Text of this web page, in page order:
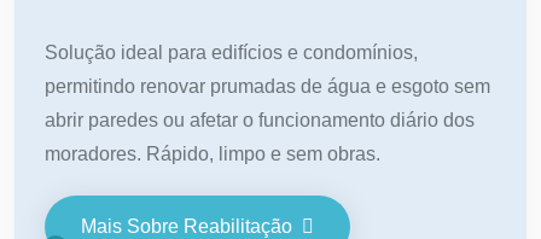
Solução ideal para edifícios e condomínios,
permitindo renovar prumadas de água e esgoto sem
abrir paredes ou afetar o funcionamento diário dos
moradores. Rápido, limpo e sem obras.
Mais Sobre Reabilitação